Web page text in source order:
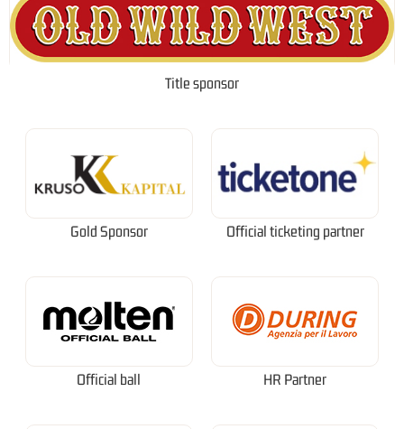
Title sponsor
Gold Sponsor Official ticketing partner
Official ball HR Partner